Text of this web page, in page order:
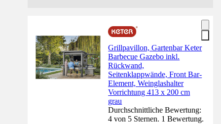
Grillpavillon, Gartenbar Keter
Barbecue Gazebo inkl.
Rückwand,
Seitenklappwände, Front Bar-
Element, Weinglashalter
Vorrichtung 413 x 200 cm
grau
Durchschnittliche Bewertung:
4 von 5 Sternen. 1 Bewertung.